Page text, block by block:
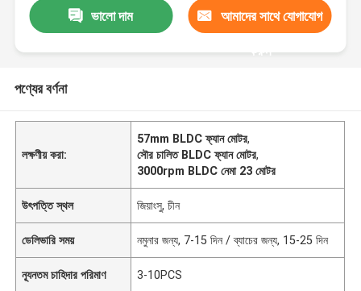
ভালো দাম আমাদের সাথে যোগাযোগ
করুন
পণ্যের বর্ণনা
লক্ষণীয় করা:
57mm BLDC ফ্যান মোটর,
সৌর চালিত BLDC ফ্যান মোটর,
3000rpm BLDC নেমা 23 মোটর
উৎপত্তি স্থল জিয়াংসু, চীন
ডেলিভারি সময় নমুনার জন্য, 7-15 দিন / ব্যাচের জন্য, 15-25 দিন
ন্যূনতম চাহিদার পরিমাণ 3-10PCS